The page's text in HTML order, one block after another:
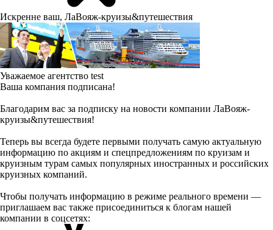
Искренне ваш, ЛаВояж-круизы&путешествия
Уважаемое агентство test
Ваша компания подписана!
Благодарим вас за подписку на новости компании ЛаВояж-
круизы&путешествия!
Теперь вы всегда будете первыми получать самую актуальную
информацию по акциям и спецпредложениям по круизам и
круизным турам самых популярных иностранных и российских
круизных компаний.
Чтобы получать информацию в режиме реального времени —
приглашаем вас также присоединиться к блогам нашей
компании в соцсетях: